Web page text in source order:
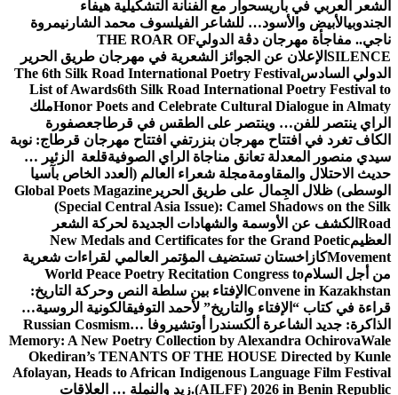
الشعر العربي في باريسحوار مع الفنانة التشكيلية هيفاء
الجندوبيالأبيض والأسود… للشاعر الفيلسوف محمد الشارنيمروة
ناجي.. مفاجأة مهرجان دڨة الدوليTHE ROAR OF
SILENCE الإعلان عن الجوائز الشعرية في مهرجان طريق الحرير
الدولي السادسThe 6th Silk Road International Poetry Festival
List of Awards6th Silk Road International Poetry Festival to
Honor Poets and Celebrate Cultural Dialogue in Almatyملك
الراي ينتصر للفن… وينتصر على الطقس في قرطاجعصفورة
الكاف تغرد في افتتاح مهرجان بنزرتفي افتتاح مهرجان قرطاج: نوبة
سيدي منصور المعدلة تعانق مناجاة الراي الصوفيةقلعة الزئير …
حديث الاحتلال والمقاومةمجلة شعراء العالم (العدد الخاص بآسيا
الوسطى) ظلال الجِمال على طريق الحرير Global Poets Magazine
(Special Central Asia Issue): Camel Shadows on the Silk
Road الكشف عن الأوسمة والشهادات الجديدة لحركة الشعر
العظيمNew Medals and Certificates for the Grand Poetic
Movementكازاخستان تستضيف المؤتمر العالمي لقراءات شعرية
من أجل السلامWorld Peace Poetry Recitation Congress to
Convene in Kazakhstan الإفتاء بين سلطة النص وحركة التاريخ:
قراءة في كتاب “الإفتاء والتاريخ” لأحمد التوفيقالكونية الروسية…
الذاكرة: جديد الشاعرة ألكسندرا أوتشيروفا Russian Cosmism…
Memory: A New Poetry Collection by Alexandra OchirovaWale
Okediran’s TENANTS OF THE HOUSE Directed by Kunle
Afolayan, Heads to African Indigenous Language Film Festival
(AILFF) 2026 in Benin Republic. زيد والنملة … العلاقات